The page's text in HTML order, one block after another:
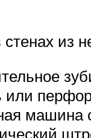
из
или
машина